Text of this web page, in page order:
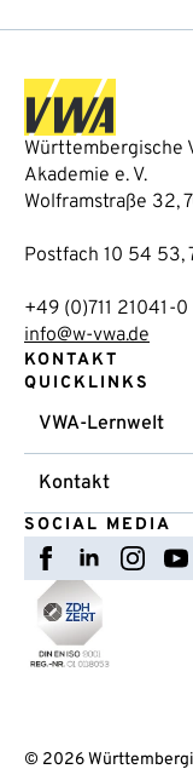
Württembergische
Akademie e. V.
Wolframstraße 32,
Postfach 10 54
+49 (0)711 21041-0
info@w-vwa.de
KONTAKT
QUICKLINKS
VWA-Lernwelt
Kontakt
SOCIAL MEDIA
© 2026